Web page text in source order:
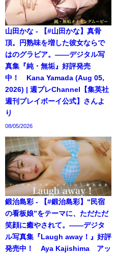
山田かな - 【#山田かな】真骨
頂。円熟味を増した彼女ならで
はのグラビア。――デジタル写
真集『純・無垢』好評発売
中！ Kana Yamada (Aug 05,
2026) | 週プレChannel【集英社
週刊プレイボーイ公式】さんよ
り
08/05/2026
鍛治島彩 - 【#鍛治島彩】“民宿
の看板娘”をテーマに、ただただ
笑顔に癒やされて。――デジタ
ル写真集『Laugh away！』好評
発売中！ Aya Kajishima アッ